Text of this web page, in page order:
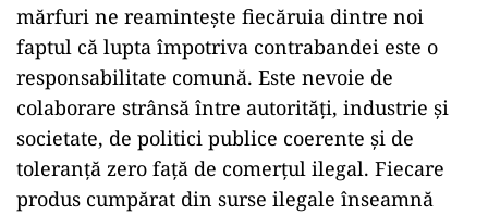
mărfuri ne reamintește fiecăruia dintre noi
faptul că lupta împotriva contrabandei este o
responsabilitate comună. Este nevoie de
colaborare strânsă între autorități, industrie și
societate, de politici publice coerente și de
toleranță zero față de comerțul ilegal. Fiecare
produs cumpărat din surse ilegale înseamnă